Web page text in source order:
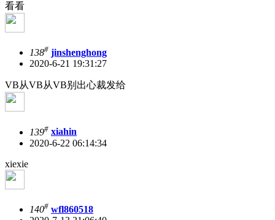
看看
138# jinshenghong
2020-6-21 19:31:27
VB从VB从VB别出心裁发给
139# xiahin
2020-6-22 06:14:34
xiexie
140# wfl860518